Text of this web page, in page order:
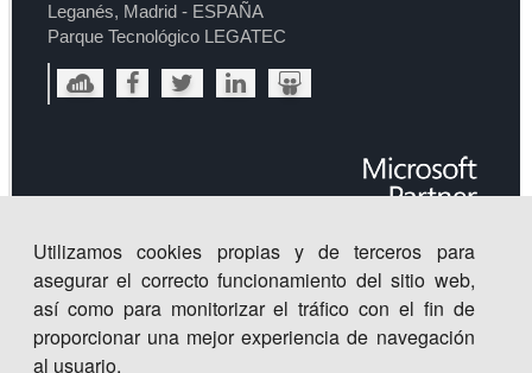
Leganés, Madrid - ESPAÑA
Parque Tecnológico LEGATEC
Utilizamos cookies propias y de terceros para
asegurar el correcto funcionamiento del sitio web,
así como para monitorizar el tráfico con el fin de
proporcionar una mejor experiencia de navegación
al usuario.